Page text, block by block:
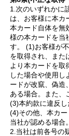
1.次のいずれかに
は、お客様に本カ
本カード自体を無
様の本カードを当
す。 (1)お客様が
を取得され、また
より本カードを取
した場合や使用し
ードが改竄、偽造
ある場合。また、
(3)本約款に違反し
(4)その他、本カ
当社が認める場合。
2.当社は前各号の